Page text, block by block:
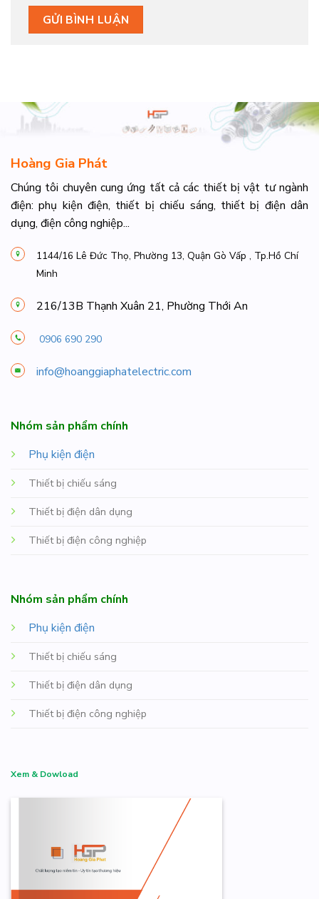
Hoàng Gia Phát
Chúng tôi chuyên cung ứng tất cả các thiết bị vật tư ngành
điện: phụ kiện điện, thiết bị chiếu sáng, thiết bị điện dân
dụng, điện công nghiệp...
1144/16 Lê Đức Thọ, Phường 13, Quận Gò Vấp , Tp.Hồ Chí
Minh
216/13B Thạnh Xuân 21, Phường Thới An
0906 690 290
info@hoanggiaphatelectric.com
Nhóm sản phẩm chính
Phụ kiện điện
Thiết bị chiếu sáng
Thiết bị điện dân dụng
Thiết bị điện công nghiệp
Nhóm sản phẩm chính
Phụ kiện điện
Thiết bị chiếu sáng
Thiết bị điện dân dụng
Thiết bị điện công nghiệp
Xem & Dowload